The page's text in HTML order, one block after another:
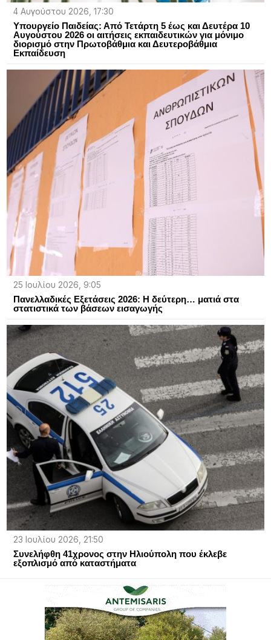
4 Αυγούστου 2026, 17:30
Υπουργείο Παιδείας: Από Τετάρτη 5 έως και Δευτέρα 10
Αυγούστου 2026 οι αιτήσεις εκπαιδευτικών για μόνιμο
διορισμό στην Πρωτοβάθμια και Δευτεροβάθμια
Εκπαίδευση
25 Ιουλίου 2026, 9:05
Πανελλαδικές Εξετάσεις 2026: Η δεύτερη… ματιά στα
στατιστικά των βάσεων εισαγωγής
23 Ιουλίου 2026, 21:50
Συνελήφθη 41χρονος στην Ηλιούπολη που έκλεβε
εξοπλισμό από καταστήματα